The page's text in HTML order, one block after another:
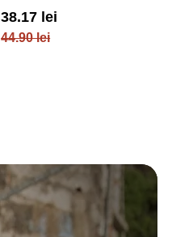
croiala slim 4F
44.90 lei
38.17 lei